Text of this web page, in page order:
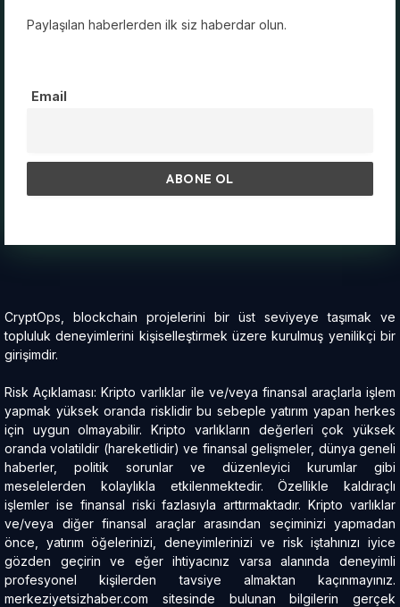
Paylaşılan haberlerden ilk siz haberdar olun.
Email
CryptOps, blockchain projelerini bir üst seviyeye taşımak ve
topluluk deneyimlerini kişiselleştirmek üzere kurulmuş yenilikçi bir
girişimdir.
Risk Açıklaması: Kripto varlıklar ile ve/veya finansal araçlarla işlem
yapmak yüksek oranda risklidir bu sebeple yatırım yapan herkes
için uygun olmayabilir. Kripto varlıkların değerleri çok yüksek
oranda volatildir (hareketlidir) ve finansal gelişmeler, dünya geneli
haberler, politik sorunlar ve düzenleyici kurumlar gibi
meselelerden kolaylıkla etkilenmektedir. Özellikle kaldıraçlı
işlemler ise finansal riski fazlasıyla arttırmaktadır. Kripto varlıklar
ve/veya diğer finansal araçlar arasından seçiminizi yapmadan
önce, yatırım öğelerinizi, deneyimlerinizi ve risk iştahınızı iyice
gözden geçirin ve eğer ihtiyacınız varsa alanında deneyimli
profesyonel kişilerden tavsiye almaktan kaçınmayınız.
merkeziyetsizhaber.com sitesinde bulunan bilgilerin gerçek